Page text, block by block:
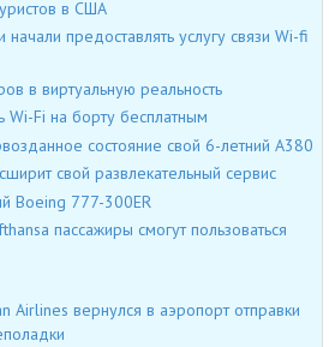
в США
предоставлять услугу связи Wi-fi
в виртуальную реальность
Wi-Fi на борту бесплатным
состояние свой 6-летний A380
свой развлекательный сервис
Boeing 777-300ER
пассажиры смогут пользоваться
Airlines вернулся в аэропорт отправки